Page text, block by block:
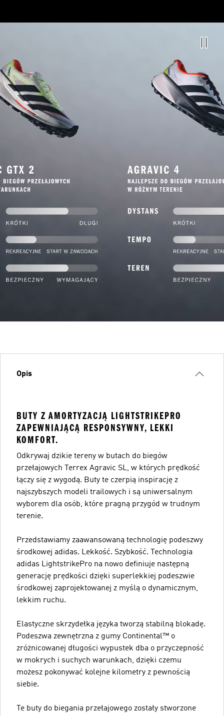
Opis
BUTY Z AMORTYZACJĄ LIGHTSTRIKEPRO
ZAPEWNIAJĄCĄ RESPONSYWNY, LEKKI
KOMFORT.
Odkrywaj dzikie tereny w butach do biegów
przełajowych Terrex Agravic SL, w których prędkość
łączy się z wygodą. Buty te czerpią inspirację z
najszybszych modeli trailowych i są uniwersalnym
wyborem dla osób, które pragną przygód w trudnym
terenie.
Przedstawiamy zaawansowaną technologię podeszwy
środkowej adidas. Lekkość. Szybkość. Technologia
adidas LightstrikePro na nowo definiuje następną
generację prędkości dzięki superlekkiej podeszwie
środkowej zaprojektowanej z myślą o dynamicznym,
lekkim ruchu.
Elastyczne skrzydełka języka tworzą stabilną blokadę.
Podeszwa zewnętrzna z gumy Continental™ o
zróżnicowanej długości wypustek dba o przyczepność
w mokrych i suchych warunkach, dzięki czemu
możesz pokonywać kolejne kilometry z pewnością
siebie.
Te buty do biegania przełajowego zostały stworzone